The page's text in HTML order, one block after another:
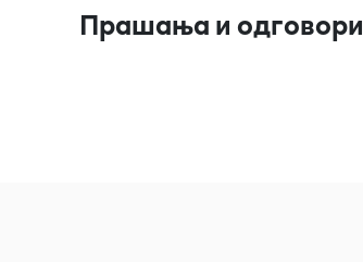
Прашања и одговори